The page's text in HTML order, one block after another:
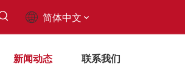
简体中文
新闻动态 联系我们